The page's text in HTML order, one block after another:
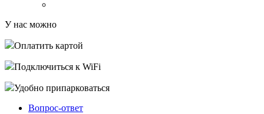
У нас можно
Оплатить картой
Подключиться к WiFi
Удобно припарковаться
Вопрос-ответ